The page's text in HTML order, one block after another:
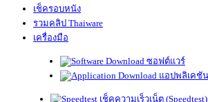
เช็ครอบหนัง
รวมคลิป Thaiware
เครื่องมือ
ซอฟต์แวร์
แอปพลิเคชั
เช็คความเร็วเน็ต (Speedtest)